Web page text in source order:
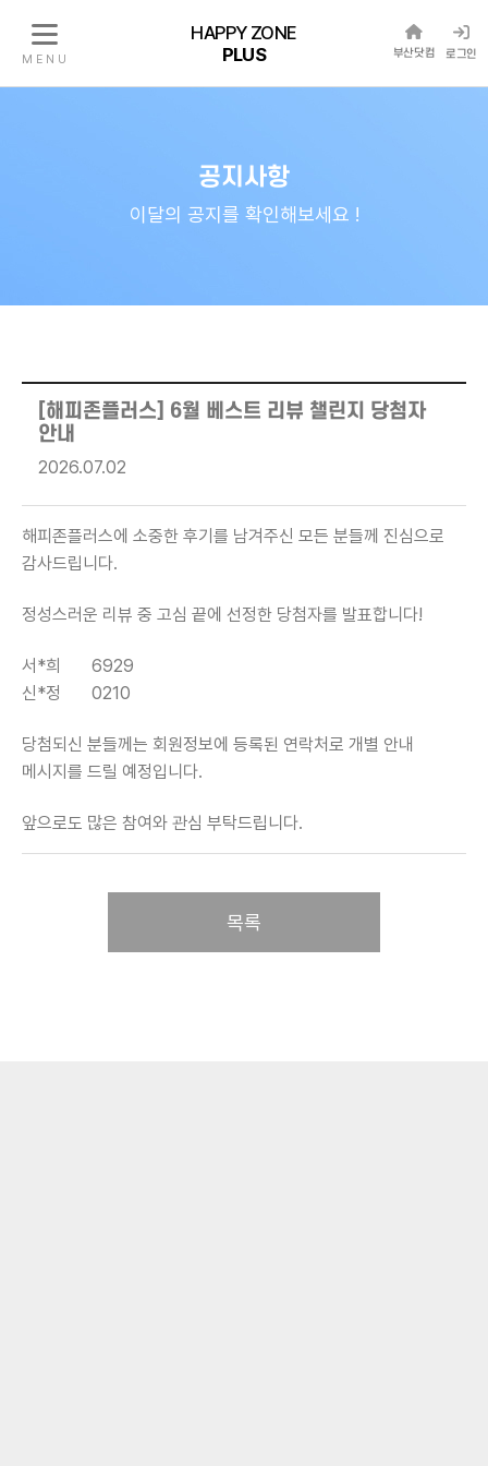
HAPPY ZONE
PLUS
M E N U 부산닷컴 로그인
공지사항
이달의 공지를 확인해보세요 !
[해피존플러스] 6월 베스트 리뷰 챌린지 당첨자
안내
2026.07.02
해피존플러스에 소중한 후기를 남겨주신 모든 분들께 진심으로
감사드립니다.
정성스러운 리뷰 중 고심 끝에 선정한 당첨자를 발표합니다!
서*희
6929
신*정
0210
당첨되신 분들께는 회원정보에 등록된 연락처로 개별 안내
메시지를 드릴 예정입니다.
앞으로도 많은 참여와 관심 부탁드립니다.
목록